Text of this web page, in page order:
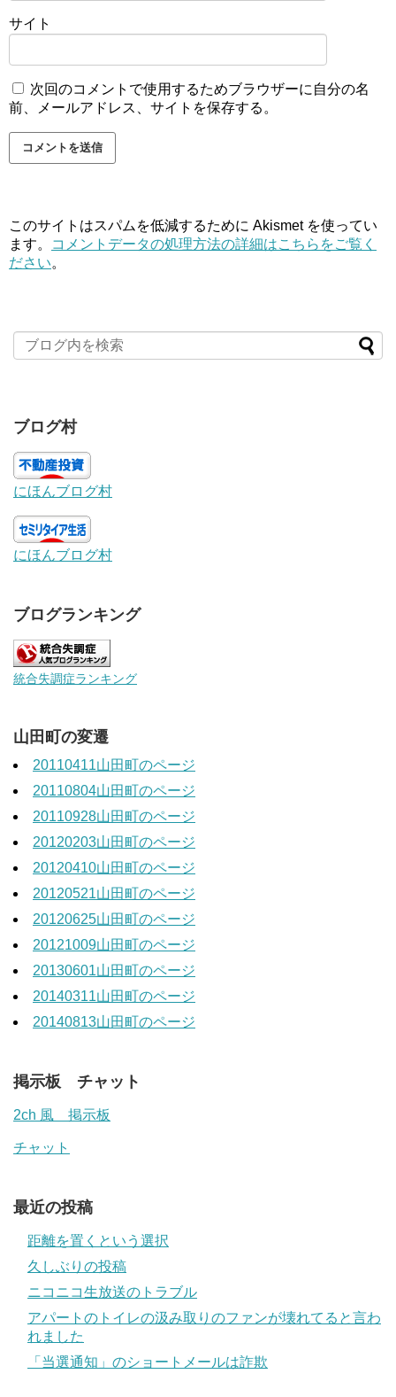
サイト
次回のコメントで使用するためブラウザーに自分の名
前、メールアドレス、サイトを保存する。
このサイトはスパムを低減するために Akismet を使ってい
ます。
コメントデータの処理方法の詳細はこちらをご覧く
ださい。
ブログ村
にほんブログ村
にほんブログ村
ブログランキング
統合失調症ランキング
山田町の変遷
20110411山田町のページ
20110804山田町のページ
20110928山田町のページ
20120203山田町のページ
20120410山田町のページ
20120521山田町のページ
20120625山田町のページ
20121009山田町のページ
20130601山田町のページ
20140311山田町のページ
20140813山田町のページ
掲示板 チャット
2ch 風 掲示板
チャット
最近の投稿
距離を置くという選択
久しぶりの投稿
ニコニコ生放送のトラブル
アパートのトイレの汲み取りのファンが壊れてると言わ
れました
「当選通知」のショートメールは詐欺